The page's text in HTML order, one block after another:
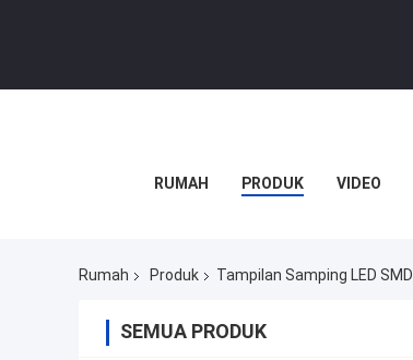
RUMAH PRODUK VIDEO
Rumah Produk Tampilan Samping LED SMD
SEMUA PRODUK